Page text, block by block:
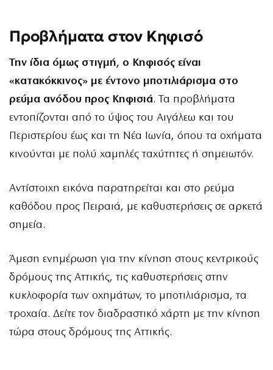
Προβλήματα στον Κηφισό
Την ίδια όμως στιγμή, ο Κηφισός είναι
«κατακόκκινος» με έντονο μποτιλιάρισμα στο
ρεύμα ανόδου προς Κηφισιά. Τα προβλήματα
εντοπίζονται από το ύψος του Αιγάλεω και του
Περιστερίου έως και τη Νέα Ιωνία, όπου τα οχήματα
κινούνται με πολύ χαμηλές ταχύτητες ή σημειωτόν.
Αντίστοιχη εικόνα παρατηρείται και στο ρεύμα
καθόδου προς Πειραιά, με καθυστερήσεις σε αρκετά
σημεία.
Άμεση ενημέρωση για την κίνηση στους κεντρικούς
δρόμους της Αττικής, τις καθυστερήσεις στην
κυκλοφορία των οχημάτων, το μποτιλιάρισμα, τα
τροχαία. Δείτε τον διαδραστικό χάρτη με την κίνηση
τώρα στους δρόμους της Αττικής.